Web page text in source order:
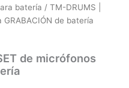
batería / TM-DRUMS |
de batería
de micrófonos